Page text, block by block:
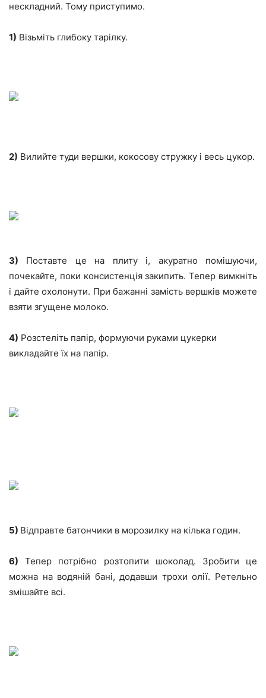
нескладний. Тому приступимо.
1) Візьміть глибоку тарілку.
2) Вилийте туди вершки, кокосову стружку і весь цукор.
3) Поставте це на плиту і, акуратно помішуючи,
почекайте, поки консистенція закипить. Тепер вимкніть
і дайте охолонути. При бажанні замість вершків можете
взяти згущене молоко.
4) Розстеліть папір, формуючи руками цукерки
викладайте їх на папір.
5) Відправте батончики в морозилку на кілька годин.
6) Тепер потрібно розтопити шоколад. Зробити це
можна на водяній бані, додавши трохи олії. Ретельно
змішайте всі.